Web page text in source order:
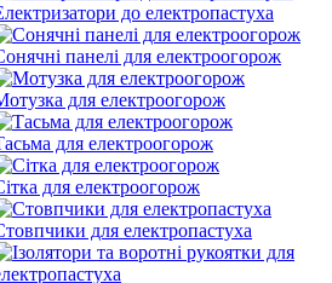
до електропастуха
панелі для електроогорож
для електроогорож
для електроогорож
для електроогорож
для електропастуха